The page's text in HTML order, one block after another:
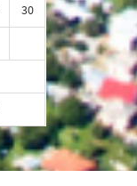
30